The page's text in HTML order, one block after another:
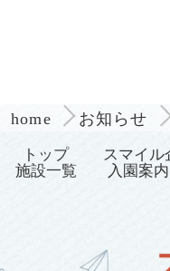
home お知らせ
トップ スマイル
施設一覧
入園案内